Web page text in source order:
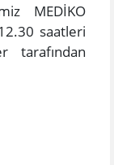
MEDİKO
saatleri
tarafından